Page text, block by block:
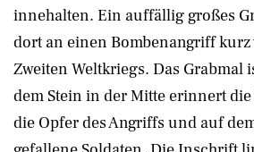
innehalten. Ein auffällig großes
dort an einen Bombenangriff kurz
Zweiten Weltkriegs. Das Grabmal
dem Stein in der Mitte erinnert die
die Opfer des Angriffs und auf